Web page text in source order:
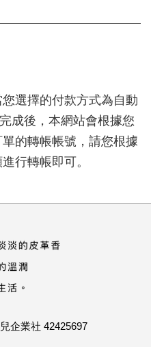
選擇的付款方式為自動
成後，本網站會根據您
的轉帳帳號，請您根據
行轉帳即可。
企業社 42425697